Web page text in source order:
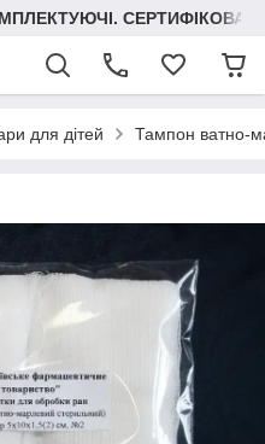
для дітей Тампон ватно-